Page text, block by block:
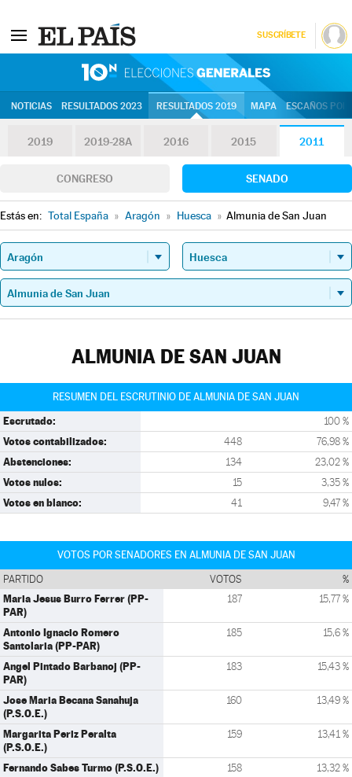
SUSCRÍBETE
NOTICIAS RESULTADOS 2023 RESULTADOS 2019 MAPA ESCAÑOS
2019 2019-28A 2016 2015 2011
CONGRESO SENADO
Estás en: Total España » Aragón » Huesca » Almunia de San Juan
ALMUNIA DE SAN JUAN
RESUMEN DEL ESCRUTINIO DE ALMUNIA DE SAN JUAN
Escrutado: 100 %
Votos contabilizados: 448 76,98 %
Abstenciones: 134 23,02 %
Votos nulos: 15 3,35 %
Votos en blanco: 41 9,47 %
VOTOS POR SENADORES EN ALMUNIA DE SAN JUAN
PARTIDO VOTOS %
Maria Jesus Burro Ferrer (PP-
PAR)
187 15,77 %
Antonio Ignacio Romero
Santolaria (PP-PAR)
185 15,6 %
Angel Pintado Barbanoj (PP-
PAR)
183 15,43 %
Jose Maria Becana Sanahuja
(P.S.O.E.)
160 13,49 %
Margarita Periz Peralta
(P.S.O.E.)
159 13,41 %
Fernando Sabes Turmo (P.S.O.E.) 158 13,32 %